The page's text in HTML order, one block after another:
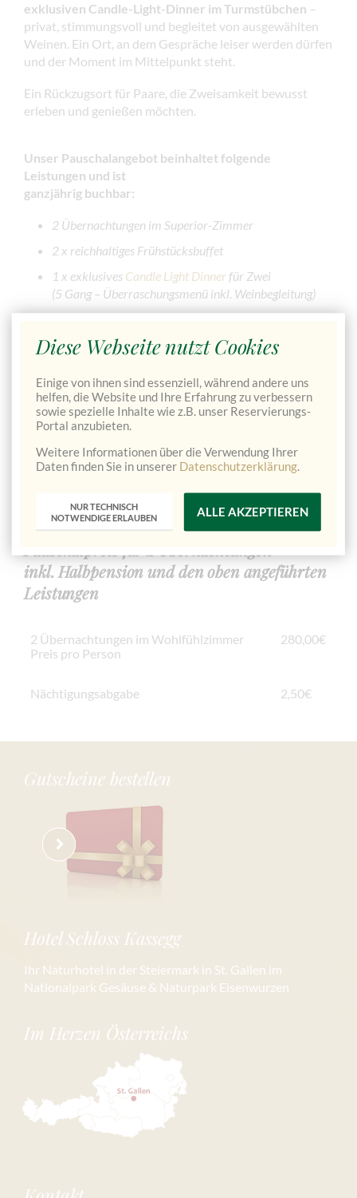
exklusiven Candle-Light-Dinner im Turmstübchen –
privat, stimmungsvoll und begleitet von ausgewählten
Weinen. Ein Ort, an dem Gespräche leiser werden dürfen
und der Moment im Mittelpunkt steht.
Ein Rückzugsort für Paare, die Zweisamkeit bewusst
erleben und genießen möchten.
Unser Pauschalangebot beinhaltet folgende
Leistungen und ist
ganzjährig buchbar:
2 Übernachtungen im Superior-Zimmer
2 x reichhaltiges Frühstücksbuffet
1 x exklusives Candle Light Dinner für Zwei
(5 Gang – Überraschungsmenü inkl. Weinbegleitung)
1 Glas Apfel-Frizzante vomGenussmosthof
kuscheliger Bademantel am Zimmer
Entspannen in unserer gemütlichen Panoramasauna
JETZT VERFÜGBARKEIT PRÜFEN & DIREKT BUCHEN
Pauschalpreis für 2 Übernachtungen
inkl. Halbpension und den oben angeführten
Leistungen
2 Übernachtungen im Wohlfühlzimmer
Preis pro Person
280,00€
Nächtigungsabgabe 2,50€
Gutscheine bestellen
Hotel Schloss Kassegg
Ihr Naturhotel in der Steiermark in St. Gallen im
Nationalpark Gesäuse & Naturpark Eisenwurzen
Im Herzen Österreichs
Diese Webseite nutzt Cookies
Einige von ihnen sind essenziell, während andere uns
helfen, die Website und Ihre Erfahrung zu verbessern
sowie spezielle Inhalte wie z.B. unser Reservierungs-
Portal anzubieten.
Weitere Informationen über die Verwendung Ihrer
Daten finden Sie in unserer Datenschutzerklärung.
NUR TECHNISCH
NOTWENDIGE ERLAUBEN
ALLE AKZEPTIEREN